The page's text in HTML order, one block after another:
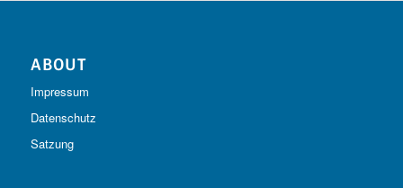
ABOUT
Impressum
Datenschutz
Satzung